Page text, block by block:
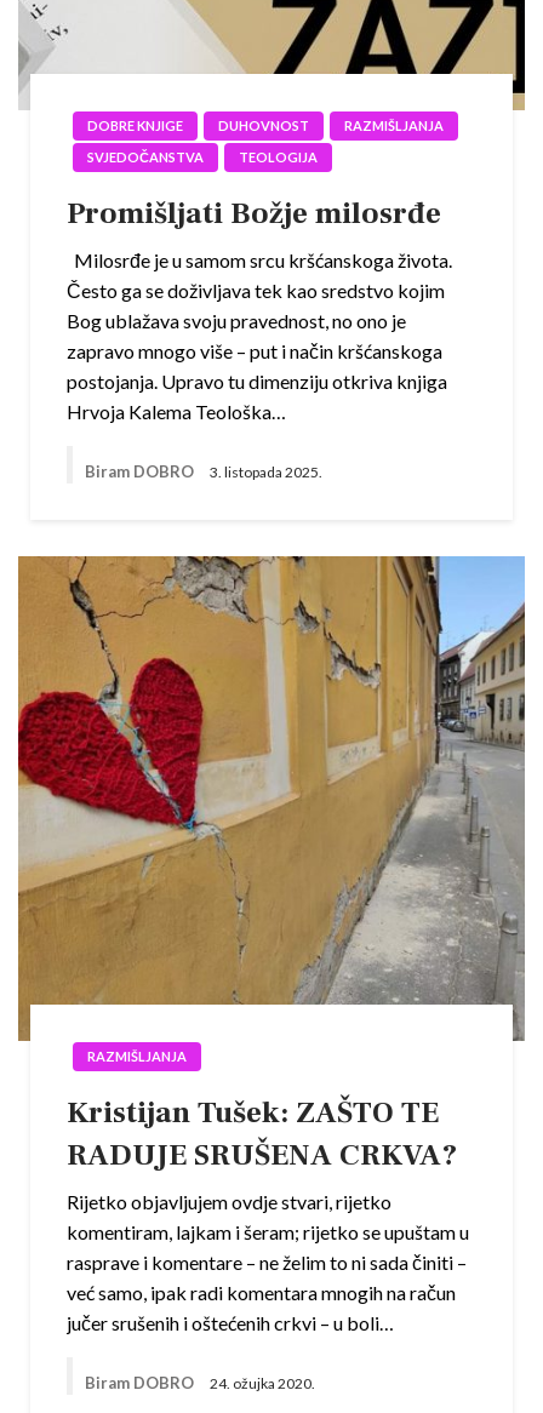
DOBRE KNJIGE DUHOVNOST
RAZMIŠLJANJA
SVJEDOČANSTVA
TEOLOGIJA
Promišljati Božje milosrđe
Milosrđe je u samom srcu kršćanskoga života.
Često ga se doživljava tek kao sredstvo kojim
Bog ublažava svoju pravednost, no ono je
zapravo mnogo više – put i način kršćanskoga
postojanja. Upravo tu dimenziju otkriva knjiga
Hrvoja Kalema Teološka…
Biram DOBRO 3. listopada 2025.
RAZMIŠLJANJA
Kristijan Tušek: ZAŠTO TE
RADUJE SRUŠENA CRKVA?
Rijetko objavljujem ovdje stvari, rijetko
komentiram, lajkam i šeram; rijetko se upuštam u
rasprave i komentare – ne želim to ni sada činiti –
već samo, ipak radi komentara mnogih na račun
jučer srušenih i oštećenih crkvi – u boli…
Biram DOBRO 24. ožujka 2020.